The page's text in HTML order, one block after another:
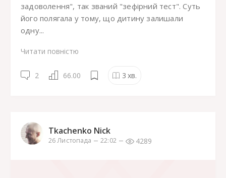
задоволення", так званий "зефірний тест". Суть
його полягала у тому, що дитину залишали
одну...
Читати повністю
2 66.00 3 хв.
Tkachenko Nick
26 Листопада 22:02 4289